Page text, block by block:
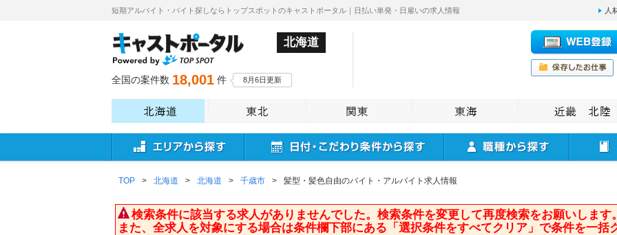
短期アルバイト・バイト探しならトップスポットのキャストポータル｜日払い単発・日雇いの求人情報 人
北海道
全国の案件数 18,001 件 8月6日更新
TOP > 北海道 > 北海道 > 千歳市 > 髪型・髪色自由のバイト・アルバイト求人情報
検索条件に該当する求人がありませんでした。検索条件を変更して再度検索をお願いします
また、全求人を対象にする場合は条件欄下部にある「選択条件をすべてクリア」で条件を一括